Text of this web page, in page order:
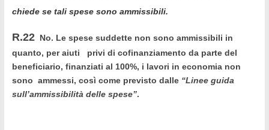
chiede se tali spese sono ammissibili.
R.22 No. Le spese suddette non sono ammissibili in
quanto, per aiuti privi di cofinanziamento da parte del
beneficiario, finanziati al 100%, i lavori in economia non
sono ammessi, così come previsto dalle “Linee guida
sull’ammissibilità delle spese”.